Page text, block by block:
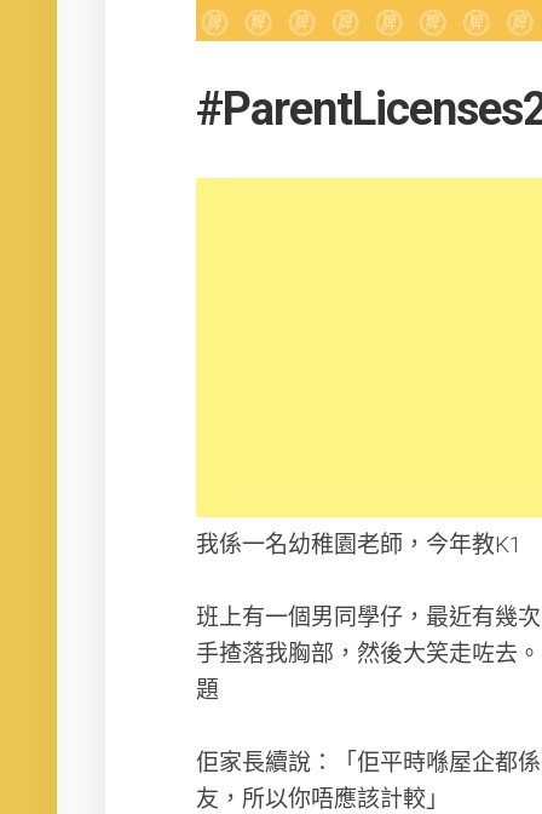
我係一名幼稚園老師，今年教K1
班上有一個男同學仔，最近有幾
手揸落我胸部，然後大笑走咗去
題
佢家長續說：「佢平時喺屋企都
友，所以你唔應該計較」